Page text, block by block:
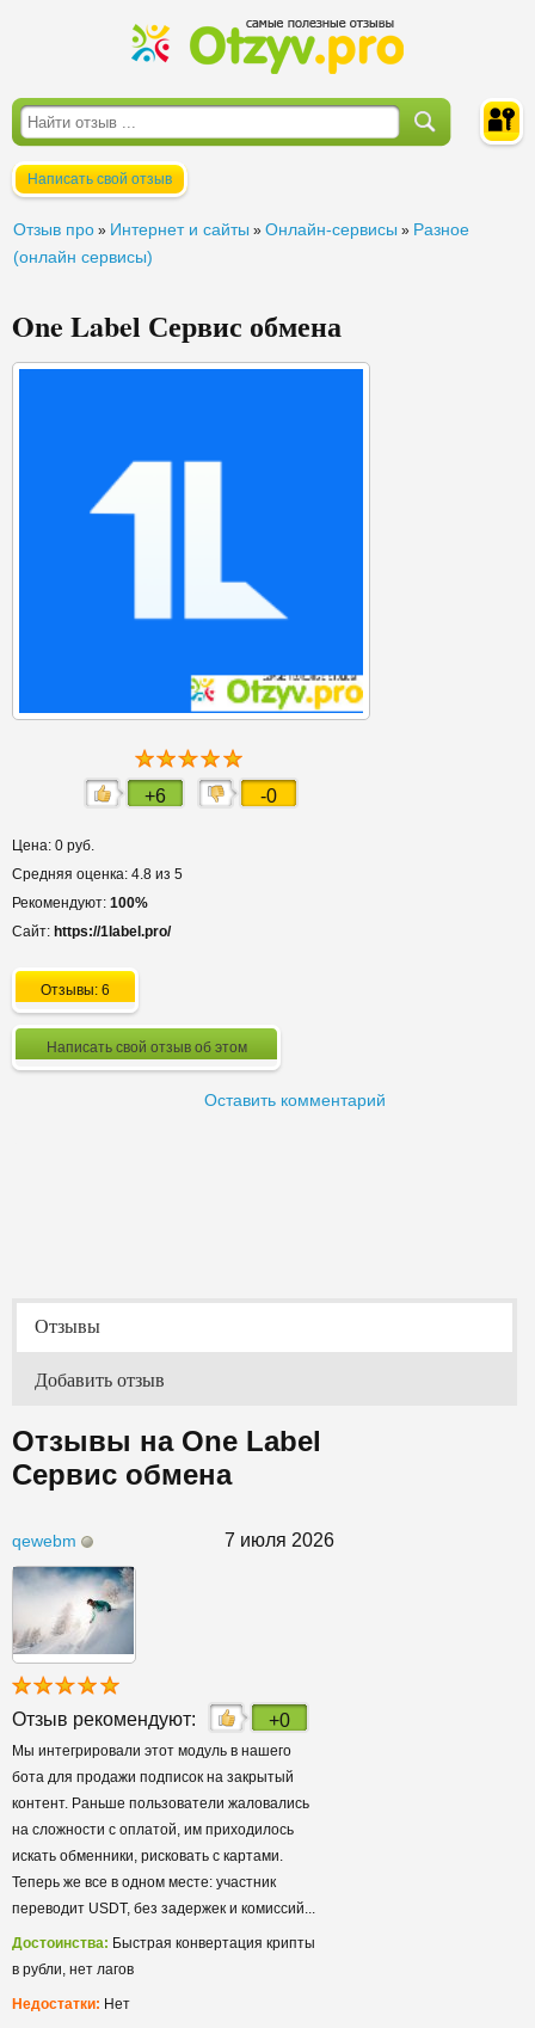
Написать свой отзыв
Отзыв про » Интернет и сайты » Онлайн-сервисы » Разное
(онлайн сервисы)
One Label Сервис обмена
+6 -0
Цена: 0 руб.
Средняя оценка: 4.8 из 5
Рекомендуют: 100%
Сайт: https://1label.pro/
Отзывы: 6
Написать свой отзыв об этом
Оставить комментарий
Отзывы
Добавить отзыв
Отзывы на One Label
Сервис обмена
qewebm 7 июля 2026
Отзыв рекомендуют: +0
Мы интегрировали этот модуль в нашего
бота для продажи подписок на закрытый
контент. Раньше пользователи жаловались
на сложности с оплатой, им приходилось
искать обменники, рисковать с картами.
Теперь же все в одном месте: участник
переводит USDT, без задержек и комиссий...
Достоинства: Быстрая конвертация крипты
в рубли, нет лагов
Недостатки: Нет